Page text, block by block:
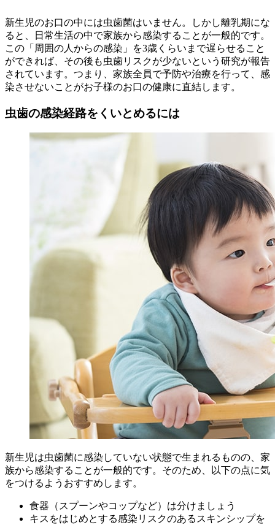
新生児のお口の中には虫歯菌はいません。しかし離乳期にな
ると、日常生活の中で家族から感染することが一般的です。
この「周囲の人からの感染」を3歳くらいまで遅らせること
ができれば、その後も虫歯リスクが少ないという研究が報告
されています。つまり、家族全員で予防や治療を行って、感
染させないことがお子様のお口の健康に直結します。
虫歯の感染経路をくいとめるには
新生児は虫歯菌に感染していない状態で生まれるものの、家
族から感染することが一般的です。そのため、以下の点に気
をつけるようおすすめします。
食器（スプーンやコップなど）は分けましょう
キスをはじめとする感染リスクのあるスキンシップを